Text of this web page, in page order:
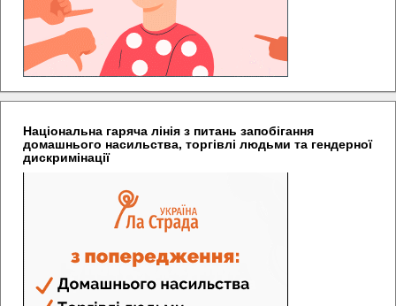
Національна гаряча лінія з питань запобігання
домашнього насильства, торгівлі людьми та гендерної
дискримінації